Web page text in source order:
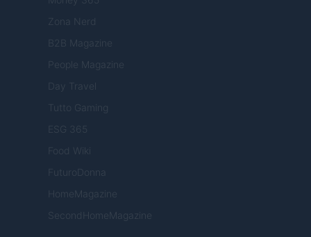
Zona Nerd
B2B Magazine
People Magazine
Day Travel
Tutto Gaming
ESG 365
Food Wiki
FuturoDonna
HomeMagazine
SecondHomeMagazine